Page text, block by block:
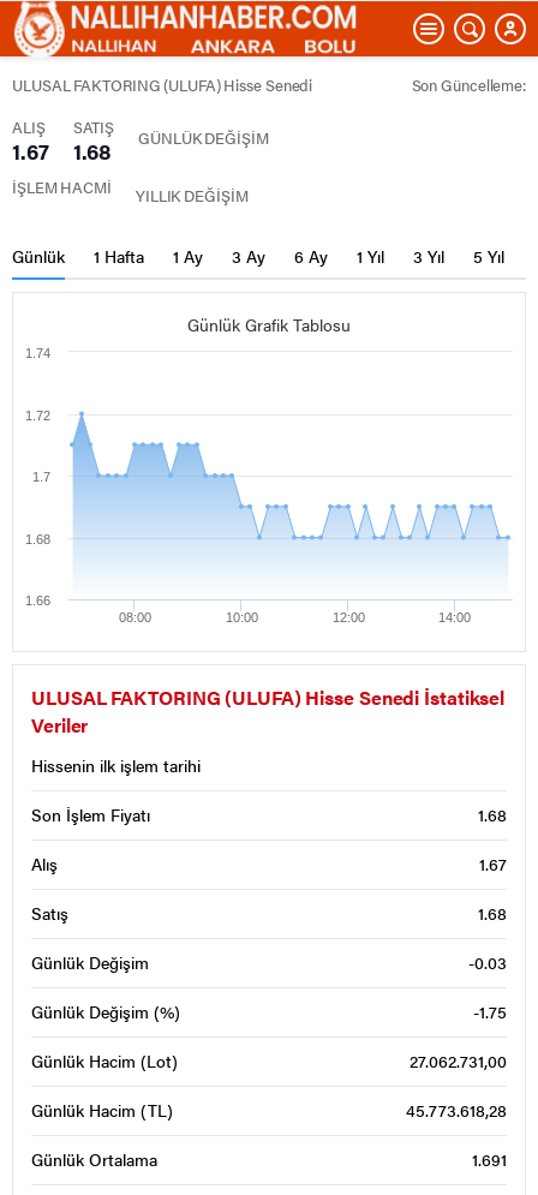
ULUSAL FAKTORING (ULUFA) Hisse Senedi
Son Güncelleme:
ALIŞ
1.67
SATIŞ
1.68 GÜNLÜK DEĞİŞİM
İŞLEM HACMİ YILLIK DEĞİŞİM
Günlük 1 Hafta 1 Ay 3 Ay 6 Ay 1 Yıl 3 Yıl 5 Yıl
Günlük Grafik Tablosu
08:00 10:00 12:00 14:00
1.66
1.68
1.7
1.72
1.74
ULUSAL FAKTORING (ULUFA) Hisse Senedi İstatiksel
Veriler
Hissenin ilk işlem tarihi
Son İşlem Fiyatı 1.68
Alış 1.67
Satış 1.68
Günlük Değişim -0.03
Günlük Değişim (%) -1.75
Günlük Hacim (Lot) 27.062.731,00
Günlük Hacim (TL) 45.773.618,28
Günlük Ortalama 1.691